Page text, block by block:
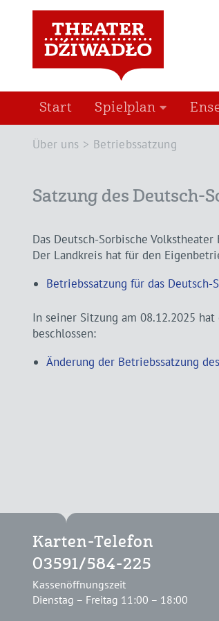
Start Spielplan
Über uns Betriebssatzung
Satzung des Deutsch-
Das Deutsch-Sorbische
Der Landkreis hat für den
Betriebssatzung für das Deutsch-
In seiner Sitzung am 08.12.2025
beschlossen:
Änderung der Betriebssatzung
Karten-Telefon
03591/584-225
Kassenöffnungszeit
Dienstag – Freitag 11:00 – 18:00